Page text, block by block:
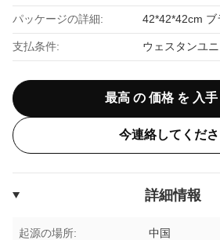
パッケージの詳細: 42*42*42cm ブ
支払条件: ウェスタンユニ
最高 の 価格 を 入手
今連絡してくだ
詳細情報
起源の場所: 中国